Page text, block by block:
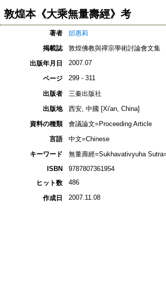
敦煌本《大乘無量壽經》考
著者
邰惠莉
掲載誌
敦煌佛教與禪宗學術討論會文集
出版年月日
2007.07
ページ 299 - 311
出版者
三秦出版社
出版地
西安, 中國 [Xi'an, China]
資料の種類
會議論文=Proceeding Article
言語
中文=Chinese
キーワード
無量壽經=Sukhavativyuha
ISBN
9787807361954
ヒット数
486
作成日 2007.11.08